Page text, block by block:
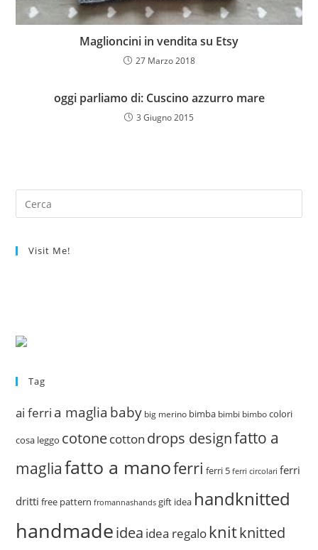
Maglioncini in vendita su Etsy
27 Marzo 2018
oggi parliamo di: Cuscino azzurro mare
3 Giugno 2015
Visit Me!
Tag
ai ferri a maglia baby big merino bimba bimbi bimbo colori
cosa leggo cotonecotton drops designfatto a
magliafatto a manoferri ferri 5 ferri circolari ferri
dritti free pattern fromannashands gift idea handknitted
handmadeidea idea regalo knitknitted